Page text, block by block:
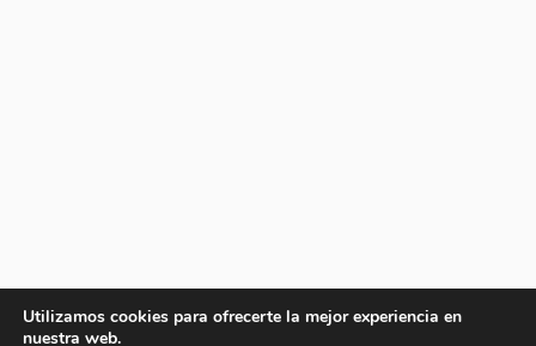
Utilizamos cookies para ofrecerte la mejor experiencia en
nuestra web.